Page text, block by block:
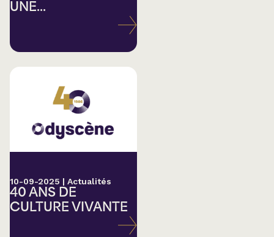
UNE...
10-09-2025 | Actualités
40 ANS DE
CULTURE VIVANTE